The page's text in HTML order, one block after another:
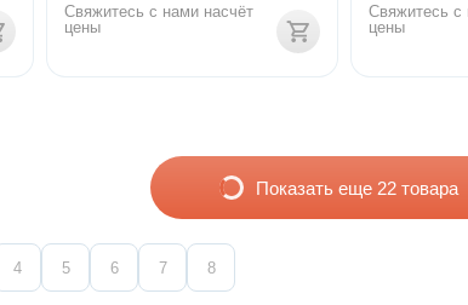
Свяжитесь с нами насчёт
цены
Свяжитесь с
цены
Показать еще 22 товара
4 5 6 7 8